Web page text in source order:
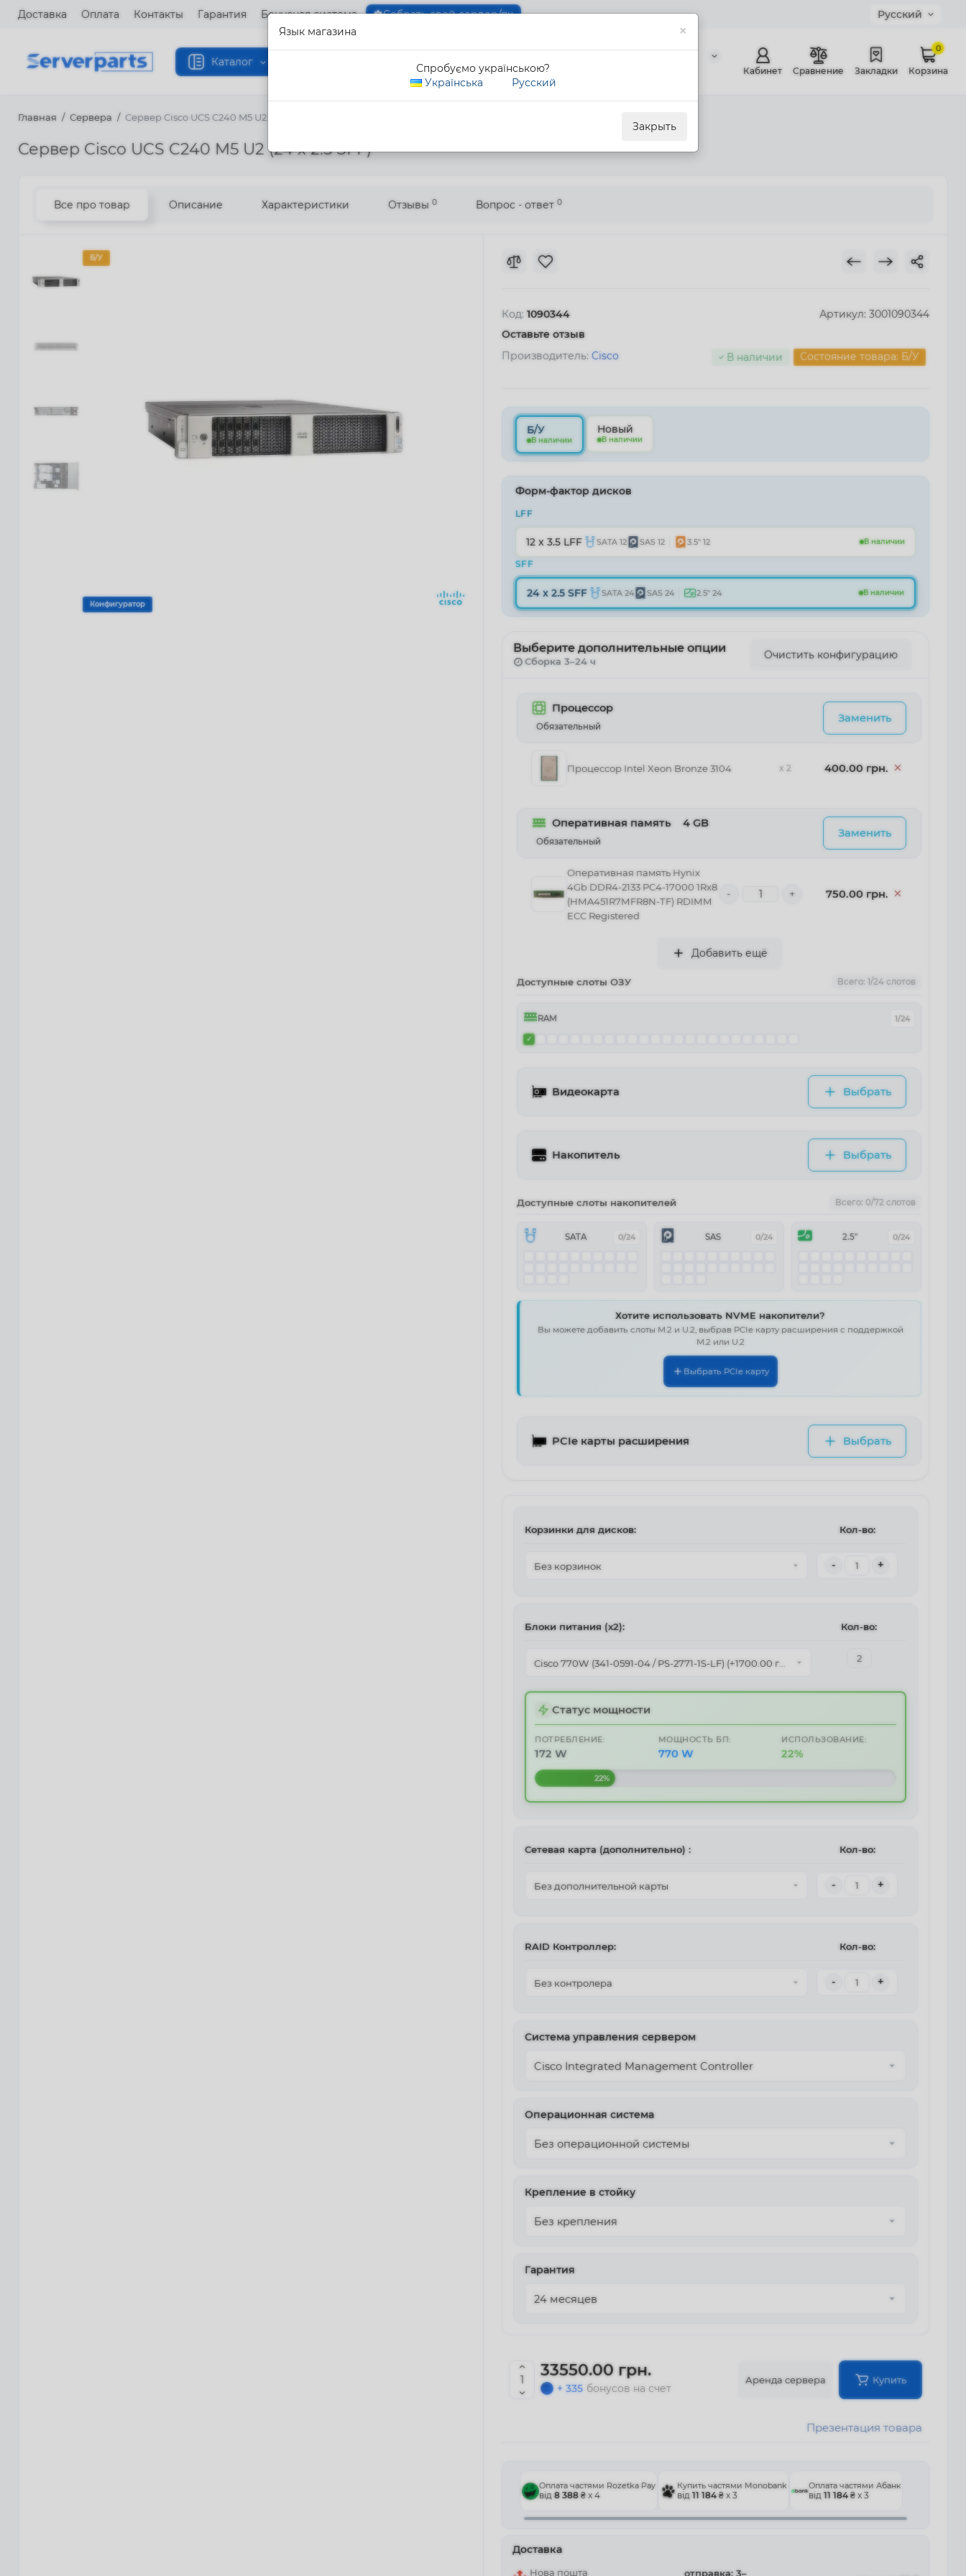
Доставка Оплата Контакты Гарантия Бонусная система Собрать свой сервер/пк Русский
Каталог
0 800 311 307
Кабинет Сравнение Закладки
0
Корзина
Главная Сервера Сервер Cisco UCS C240 M5 U2 (24 x 2.5 SFF)
Сервер Cisco UCS C240 M5 U2 (24 x 2.5 SFF)
×
Язык магазина
Спробуємо українською?
Українська
Русский
Закрыть
Все про товар Описание Характеристики Отзывы 0 Вопрос - ответ 0
Б/У
Конфигуратор
Код: 1090344
Оставьте отзыв
Артикул: 3001090344
Производитель: Cisco В наличии Состояние товара: Б/У
Б/У
В наличии
Новый
В наличии
Форм-фактор дисков
LFF
12 x 3.5 LFF SATA 12 SAS 12 3.5" 12 В наличии
SFF
24 x 2.5 SFF SATA 24 SAS 24 2.5" 24 В наличии
Выберите дополнительные опции
Сборка 3–24 ч Очистить конфигурацию
Процессор
Обязательный
Заменить
Процессор Intel Xeon Bronze 3104 x 2 400.00 грн.
Оперативная память
	4 GB
Обязательный
Заменить
Оперативная память Hynix
4Gb DDR4-2133 PC4-17000 1Rx8
(HMA451R7MFR8N-TF) RDIMM
ECC Registered
- + 750.00 грн.
Добавить ещё
Доступные слоты ОЗУ Всего: 1/24 слотов
RAM 1/24
Видеокарта Выбрать
Накопитель Выбрать
Доступные слоты накопителей Всего: 0/72 слотов
SATA 0/24 SAS 0/24 2.5" 0/24
Хотите использовать NVME накопители?
Вы можете добавить слоты M.2 и U.2, выбрав PCIe карту расширения с поддержкой
M.2 или U.2
Выбрать PCIe карту
PCIe карты расширения Выбрать
Корзинки для дисков: Кол-во:
- +
Блоки питания (х2): Кол-во:
Статус мощности
ПОТРЕБЛЕНИЕ:
172 W
МОЩНОСТЬ БП:
770 W
ИСПОЛЬЗОВАНИЕ:
22%
22%
Сетевая карта (дополнительно) : Кол-во:
- +
RAID Контроллер: Кол-во:
- +
Система управления сервером
Операционная система
Крепление в стойку
Гарантия
33550.00 грн.
+ 335 бонусов на счет
Аренда сервера Купить
Презентация товара
Оплата частями Rozetka Pay
від 8 388 ₴ x 4
Купить частями Monobank
від 11 184 ₴ x 3
Оплата частями Абанк
від 11 184 ₴ x 3
Доставка
Нова пошта отправка: 3–